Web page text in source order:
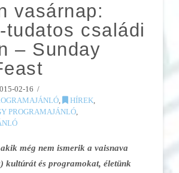
vasárnap:
tudatos családi
– Sunday
02-16
, HÍREK,
PROGRAMAJÁNLÓ,
még nem ismerik a vaisnava
kultúrát és programokat, életünk